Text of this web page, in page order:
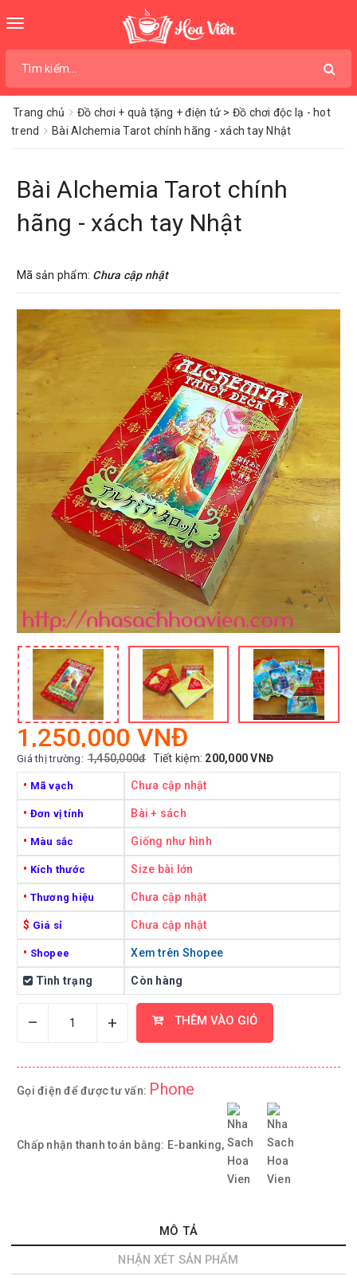
Toggle
Trang chủ
Đồ chơi + quà tặng + điện tử > Đồ chơi độc lạ - hot
trend
Bài Alchemia Tarot chính hãng - xách tay Nhật
Bài Alchemia Tarot chính
hãng - xách tay Nhật
Mã sản phẩm: Chưa cập nhật
1,250,000 VNĐ
Giá thị trường: 1,450,000đ Tiết kiệm: 200,000 VNĐ
• Mã vạch Chưa cập nhật
• Đơn vị tính Bài + sách
• Màu sắc Giống như hình
• Kích thước Size bài lớn
• Thương hiệu Chưa cập nhật
$ Giá sỉ Chưa cập nhật
• Shopee Xem trên Shopee
Tình trạng Còn hàng
– + THÊM VÀO GIỎ
Gọi điện để được tư vấn: Phone
Chấp nhận thanh toán bằng: E-banking,
MÔ TẢ
NHẬN XÉT SẢN PHẨM